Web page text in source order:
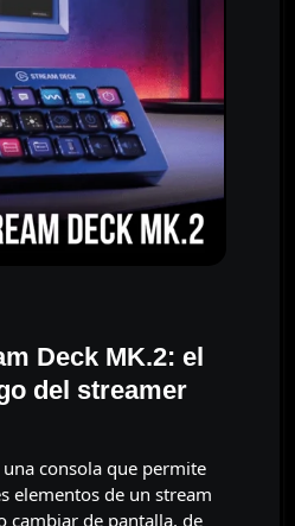
Deck MK.2: el
del streamer
elementos de un stream
cambiar de pantalla, de